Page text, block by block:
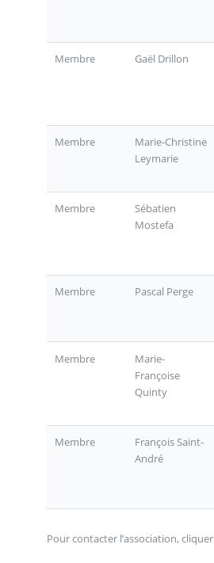
Membre Gaël Drillon
Membre
Marie-Christine
Leymarie
Membre
Sébatien
Mostefa
Membre Pascal Perge
Membre
Marie-
Françoise
Quinty
Membre
François Saint-
André
Pour contacter l’association, cliquer